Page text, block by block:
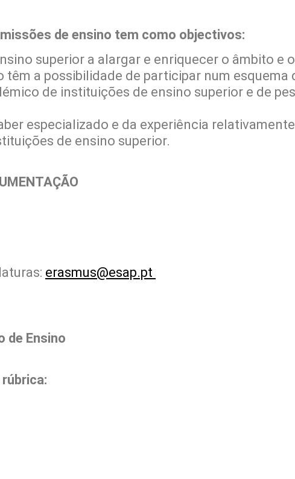
de ensino tem como objectivos:
superior a alargar e enriquecer o âmbito e
a possibilidade de participar num
de instituições de ensino superior e de
especializado e da experiência
de ensino superior.
erasmus@esap.pt
de Ensino